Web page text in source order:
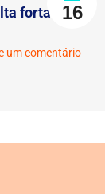
16
fortalece
um comentário